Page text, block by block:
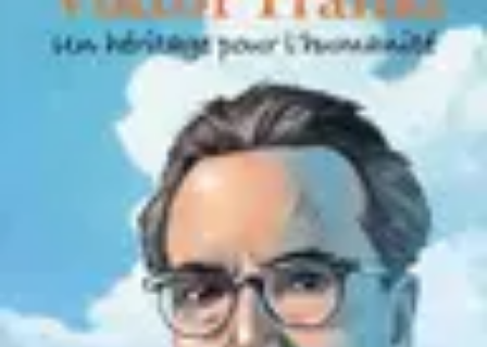
Tutoriel Programmation
OutillageQualité de CodeDéveloppement MobileLangages de
ProgrammationTendances
Tutoriel Programmation